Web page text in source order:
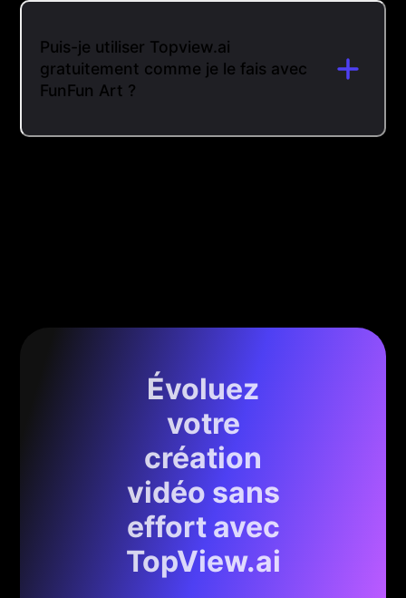
Puis-je utiliser Topview.ai
gratuitement comme je le fais avec
FunFun Art ?
Évoluez
votre
création
vidéo sans
effort avec
TopView.ai